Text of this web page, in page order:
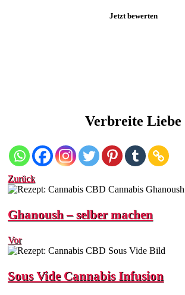
Jetzt bewerten
Verbreite Liebe
Zurück
Ghanoush – selber machen
Vor
Sous Vide Cannabis Infusion